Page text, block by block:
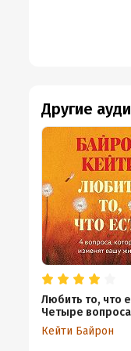
Другие
Любить то, что
Четыре
которые
жизнь
Кейти Байрон